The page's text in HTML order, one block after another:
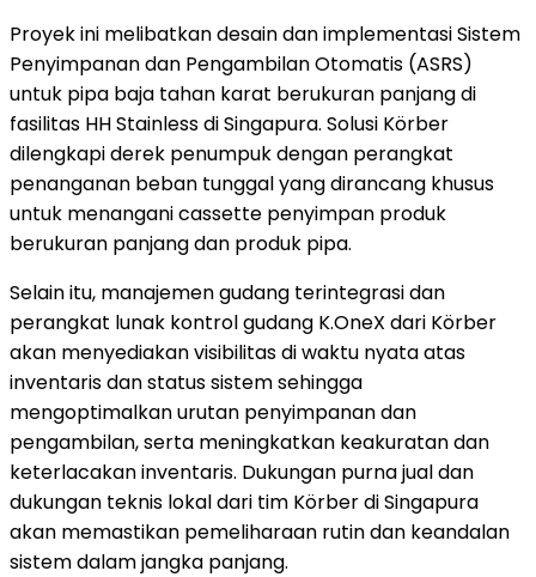
Proyek ini melibatkan desain dan implementasi Sistem
Penyimpanan dan Pengambilan Otomatis (ASRS)
untuk pipa baja tahan karat berukuran panjang di
fasilitas HH Stainless di Singapura. Solusi Körber
dilengkapi derek penumpuk dengan perangkat
penanganan beban tunggal yang dirancang khusus
untuk menangani cassette penyimpan produk
berukuran panjang dan produk pipa.
Selain itu, manajemen gudang terintegrasi dan
perangkat lunak kontrol gudang K.OneX dari Körber
akan menyediakan visibilitas di waktu nyata atas
inventaris dan status sistem sehingga
mengoptimalkan urutan penyimpanan dan
pengambilan, serta meningkatkan keakuratan dan
keterlacakan inventaris. Dukungan purna jual dan
dukungan teknis lokal dari tim Körber di Singapura
akan memastikan pemeliharaan rutin dan keandalan
sistem dalam jangka panjang.